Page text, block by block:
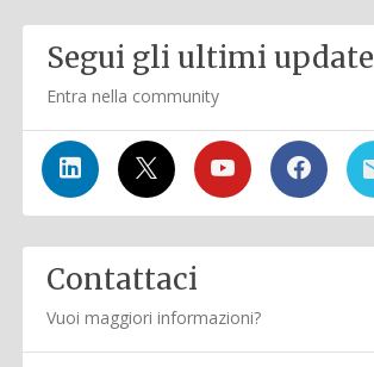
Segui gli ultimi update
Entra nella community
Contattaci
Vuoi maggiori informazioni?